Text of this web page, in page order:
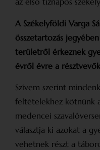
A Székelyföldi Varga
összetartozás
területről érkeznek
évről évre a
Szívem szerint
feltételekhez kötnünk
medencei
választja ki azokat a
vehetnek részt a